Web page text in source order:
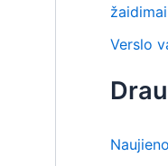
žaidimai
Verslo